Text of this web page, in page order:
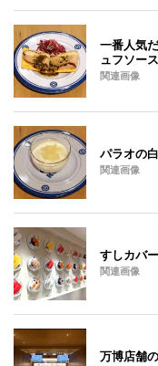
一番人気
ュフソース
関連画像
パラオの
関連画像
すしカバ
関連画像
万博店舗